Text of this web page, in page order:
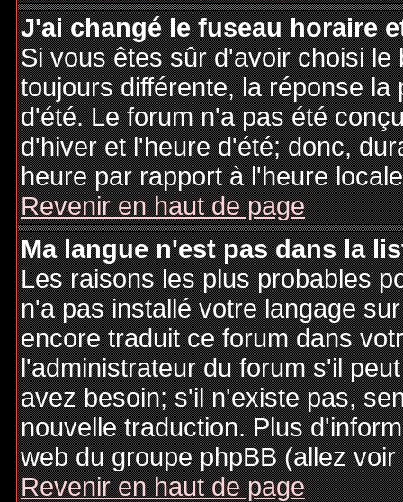
J'ai changé le fuseau horaire
Si vous êtes sûr d'avoir choisi
toujours différente, la réponse
d'été. Le forum n'a pas été
d'hiver et l'heure d'été; donc,
heure par rapport à l'heure
Revenir en haut de page
Ma langue n'est pas dans la
Les raisons les plus probables
n'a pas installé votre langage
encore traduit ce forum dans
l'administrateur du forum s'il
avez besoin; s'il n'existe pas,
nouvelle traduction. Plus
web du groupe phpBB (allez
Revenir en haut de page